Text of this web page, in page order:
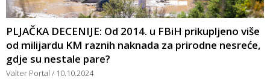
PLJAČKA DECENIJE: Od 2014. u FBiH prikupljeno više
od milijardu KM raznih naknada za prirodne nesreće,
gdje su nestale pare?
Valter Portal 10.10.2024